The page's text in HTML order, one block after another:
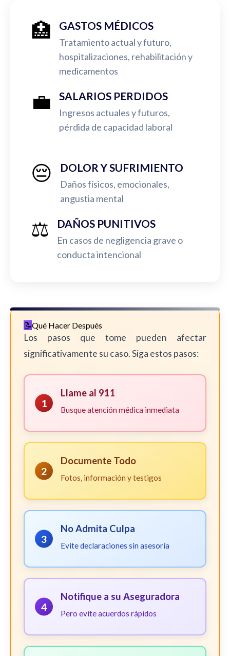
🏥 GASTOS MÉDICOS
Tratamiento actual y futuro,
hospitalizaciones, rehabilitación y
medicamentos
💼 SALARIOS PERDIDOS
Ingresos actuales y futuros,
pérdida de capacidad laboral
😔 DOLOR Y SUFRIMIENTO
Daños físicos, emocionales,
angustia mental
⚖️ DAÑOS PUNITIVOS
En casos de negligencia grave o
conducta intencional
Qué Hacer Después
Los pasos que tome pueden afectar
significativamente su caso. Siga estos pasos:
1
Llame al 911
Busque atención médica inmediata
2
Documente Todo
Fotos, información y testigos
3
No Admita Culpa
Evite declaraciones sin asesoría
4
Notifique a su Aseguradora
Pero evite acuerdos rápidos